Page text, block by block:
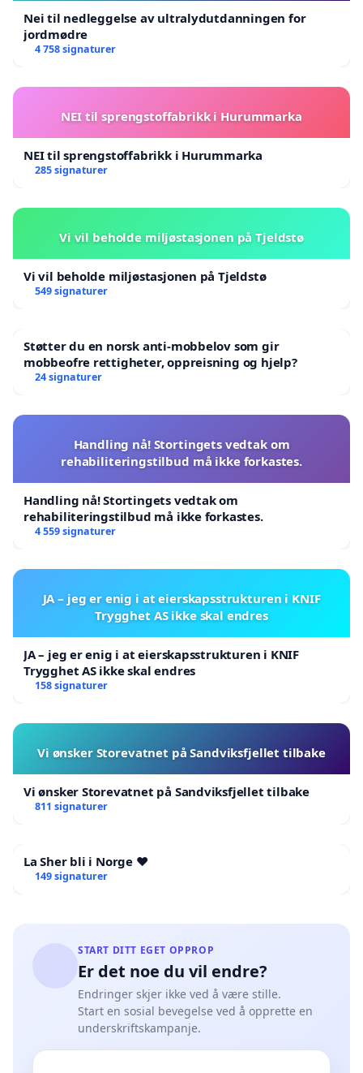
Nei til nedleggelse av ultralydutdanningen for
jordmødre
4 758 signaturer
NEI til sprengstoffabrikk i Hurummarka
NEI til sprengstoffabrikk i Hurummarka
285 signaturer
Vi vil beholde miljøstasjonen på Tjeldstø
Vi vil beholde miljøstasjonen på Tjeldstø
549 signaturer
Støtter du en norsk anti-mobbelov som gir
mobbeofre rettigheter, oppreisning og hjelp?
24 signaturer
Handling nå! Stortingets vedtak om
rehabiliteringstilbud må ikke forkastes.
Handling nå! Stortingets vedtak om
rehabiliteringstilbud må ikke forkastes.
4 559 signaturer
JA – jeg er enig i at eierskapsstrukturen i KNIF
Trygghet AS ikke skal endres
JA – jeg er enig i at eierskapsstrukturen i KNIF
Trygghet AS ikke skal endres
158 signaturer
Vi ønsker Storevatnet på Sandviksfjellet tilbake
Vi ønsker Storevatnet på Sandviksfjellet tilbake
811 signaturer
La Sher bli i Norge ❤️
149 signaturer
START DITT EGET OPPROP
Er det noe du vil endre?
Endringer skjer ikke ved å være stille.
Start en sosial bevegelse ved å opprette en
underskriftskampanje.